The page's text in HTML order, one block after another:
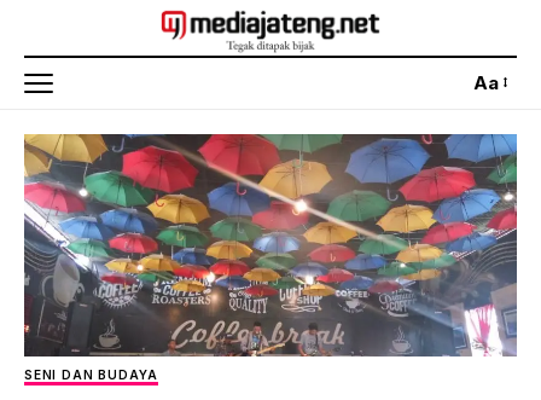
Aa
SENI DAN BUDAYA